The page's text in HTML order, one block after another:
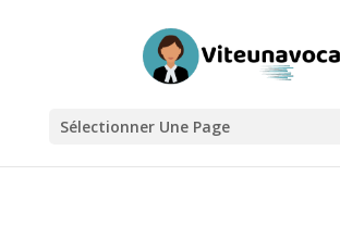
Sélectionner Une Page